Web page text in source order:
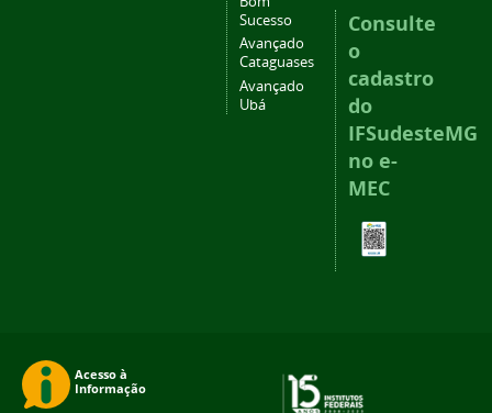
Sucesso
Avançado
Cataguases
Avançado
Ubá
Consulte
o
cadastro
do
IFSudesteMG
no e-
MEC